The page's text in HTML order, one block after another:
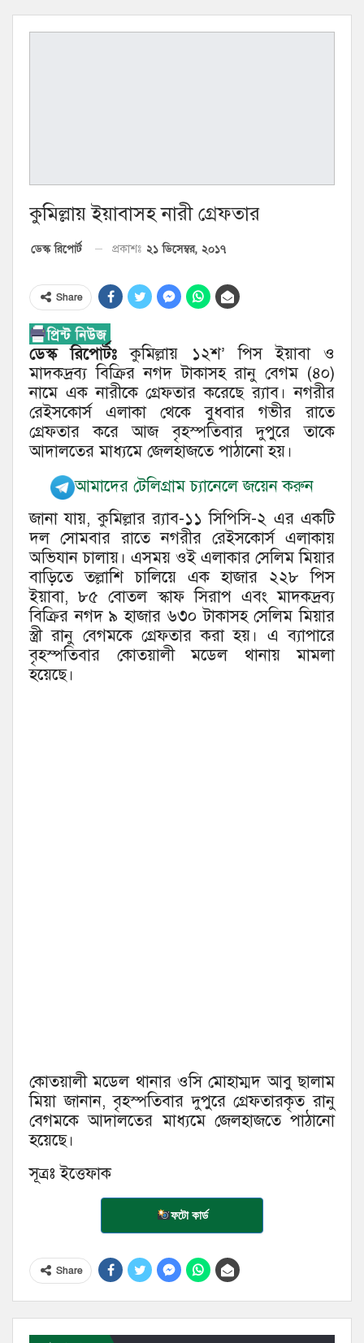
কুমিল্লায় ইয়াবাসহ নারী গ্রেফতার
ডেস্ক রিপোর্ট প্রকাশঃ ২১ ডিসেম্বর, ২০১৭
Share
ডেস্ক রিপোর্টঃ কুমিল্লায় ১২শ’ পিস ইয়াবা ও
মাদকদ্রব্য বিক্রির নগদ টাকাসহ রানু বেগম (৪০)
নামে এক নারীকে গ্রেফতার করেছে র‌্যাব। নগরীর
রেইসকোর্স এলাকা থেকে বুধবার গভীর রাতে
গ্রেফতার করে আজ বৃহস্পতিবার দুপুরে তাকে
আদালতের মাধ্যমে জেলহাজতে পাঠানো হয়।
আমাদের টেলিগ্রাম চ্যানেলে জয়েন করুন
জানা যায়, কুমিল্লার র‌্যাব-১১ সিপিসি-২ এর একটি
দল সোমবার রাতে নগরীর রেইসকোর্স এলাকায়
অভিযান চালায়। এসময় ওই এলাকার সেলিম মিয়ার
বাড়িতে তল্লাশি চালিয়ে এক হাজার ২২৮ পিস
ইয়াবা, ৮৫ বোতল স্কাফ সিরাপ এবং মাদকদ্রব্য
বিক্রির নগদ ৯ হাজার ৬৩০ টাকাসহ সেলিম মিয়ার
স্ত্রী রানু বেগমকে গ্রেফতার করা হয়। এ ব্যাপারে
বৃহস্পতিবার কোতয়ালী মডেল থানায় মামলা
হয়েছে।
কোতয়ালী মডেল থানার ওসি মোহাম্মদ আবু ছালাম
মিয়া জানান, বৃহস্পতিবার দুপুরে গ্রেফতারকৃত রানু
বেগমকে আদালতের মাধ্যমে জেলহাজতে পাঠানো
হয়েছে।
সূত্রঃ ইত্তেফাক
ফটো কার্ড
Share